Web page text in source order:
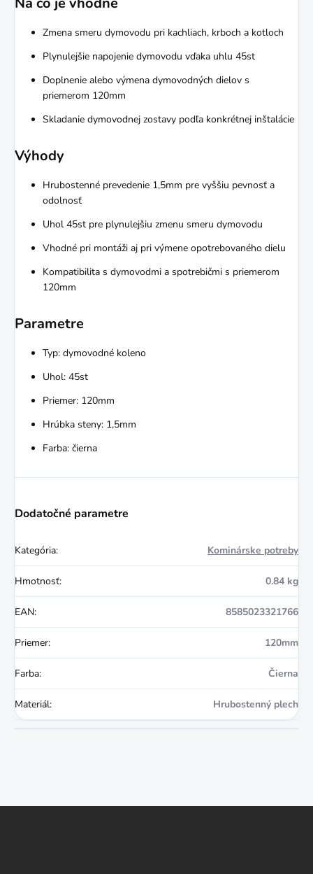
Zmena smeru dymovodu pri kachliach, krboch a kotloch
Plynulejšie napojenie dymovodu vďaka uhlu 45st
Doplnenie alebo výmena dymovodných dielov s
priemerom 120mm
Skladanie dymovodnej zostavy podľa konkrétnej inštalácie
Výhody
Hrubostenné prevedenie 1,5mm pre vyššiu pevnosť a
odolnosť
Uhol 45st pre plynulejšiu zmenu smeru dymovodu
Vhodné pri montáži aj pri výmene opotrebovaného dielu
Kompatibilita s dymovodmi a spotrebičmi s priemerom
120mm
Parametre
Typ: dymovodné koleno
Uhol: 45st
Priemer: 120mm
Hrúbka steny: 1,5mm
Farba: čierna
Dodatočné parametre
Kategória: Kominárske potreby
Hmotnosť: 0.84 kg
EAN: 8585023321766
Priemer: 120mm
Farba: Čierna
Materiál: Hrubostenný plech